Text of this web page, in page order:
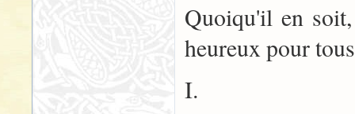
Quoiqu'il en
heureux pour
I.